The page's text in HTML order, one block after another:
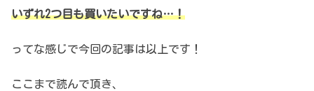
いずれ2つ目も買いたいですね…！
ってな感じで今回の記事は以上です！
ここまで読んで頂き、